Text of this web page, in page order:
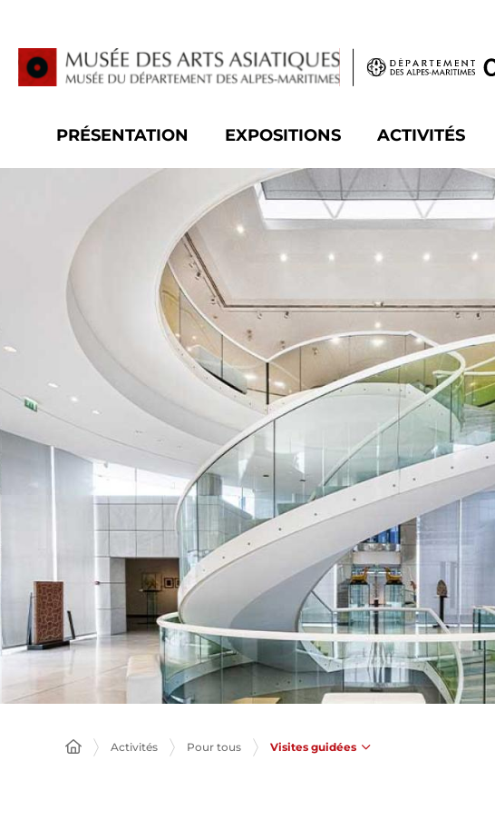
PRÉSENTATION EXPOSITIONS ACTIVITÉS
Activités Pour tous Visites guidées